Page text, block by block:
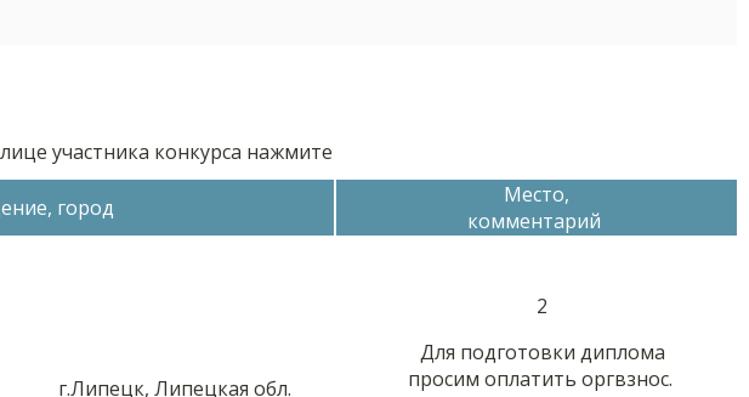
участника конкурса нажмите
город
Место,
комментарий
г.Липецк, Липецкая обл.
2
Для подготовки диплома
просим оплатить оргвзнос.